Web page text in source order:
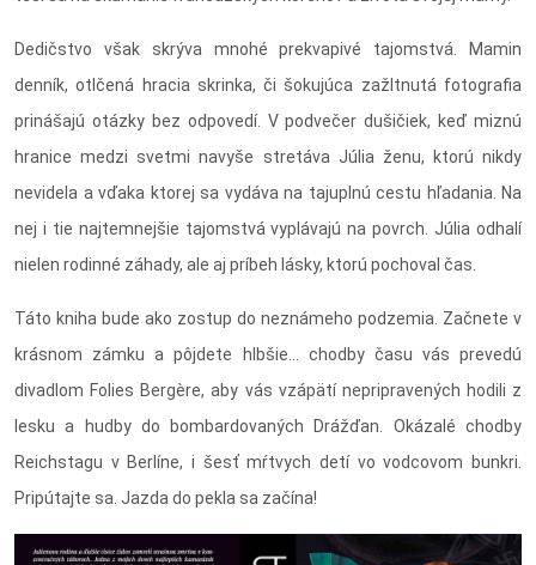
Dedičstvo však skrýva mnohé prekvapivé tajomstvá. Mamin
denník, otlčená hracia skrinka, či šokujúca zažltnutá fotografia
prinášajú otázky bez odpovedí. V podvečer dušičiek, keď miznú
hranice medzi svetmi navyše stretáva Júlia ženu, ktorú nikdy
nevidela a vďaka ktorej sa vydáva na tajuplnú cestu hľadania. Na
nej i tie najtemnejšie tajomstvá vyplávajú na povrch. Júlia odhalí
nielen rodinné záhady, ale aj príbeh lásky, ktorú pochoval čas.
Táto kniha bude ako zostup do neznámeho podzemia. Začnete v
krásnom zámku a pôjdete hlbšie... chodby času vás prevedú
divadlom Folies Bergère, aby vás vzápätí nepripravených hodili z
lesku a hudby do bombardovaných Drážďan. Okázalé chodby
Reichstagu v Berlíne, i šesť mŕtvych detí vo vodcovom bunkri.
Pripútajte sa. Jazda do pekla sa začína!